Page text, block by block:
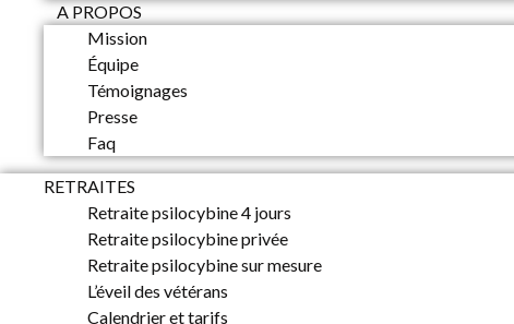
A PROPOS
Mission
Équipe
Témoignages
Presse
Faq
RETRAITES
Retraite psilocybine 4 jours
Retraite psilocybine privée
Retraite psilocybine sur mesure
L’éveil des vétérans
Calendrier et tarifs